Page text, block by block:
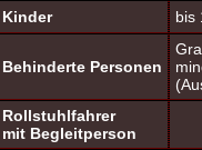
Kinder bis
Behinderte Personen
Rollstuhlfahrer
mit Begleitperson